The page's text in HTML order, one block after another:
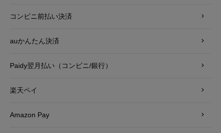
コンビニ前払い決済
auかんたん決済
Paidy翌月払い（コンビニ/銀行）
楽天ペイ
Amazon Pay